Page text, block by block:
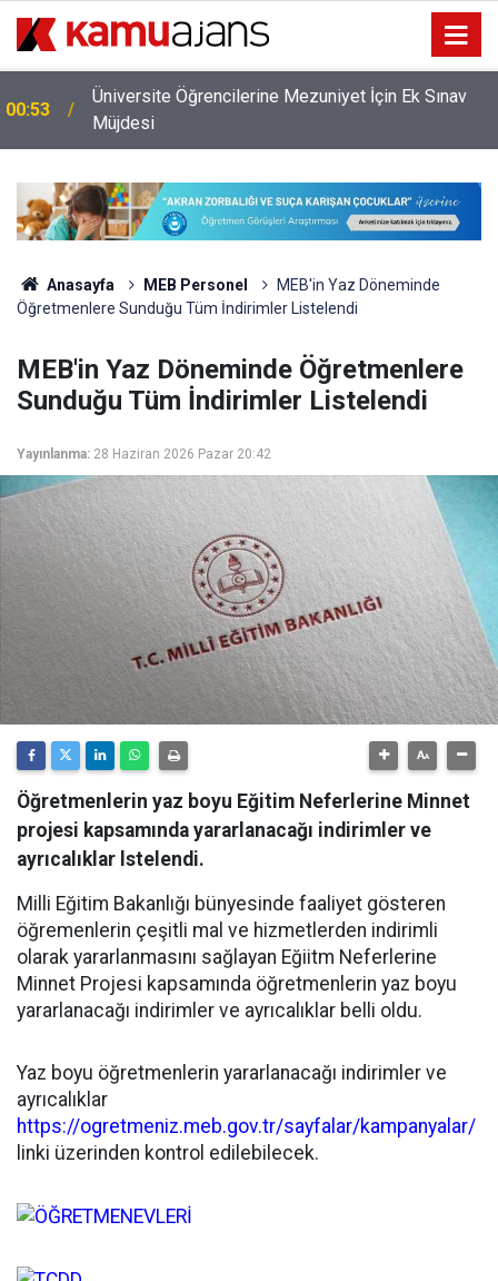
00:53
Üniversite Öğrencilerine Mezuniyet İçin Ek Sınav
Müjdesi
Anasayfa MEB Personel
MEB'in Yaz Döneminde
Öğretmenlere Sunduğu Tüm İndirimler Listelendi
MEB'in Yaz Döneminde Öğretmenlere
Sunduğu Tüm İndirimler Listelendi
Yayınlanma: 28 Haziran 2026 Pazar 20:42
Öğretmenlerin yaz boyu Eğitim Neferlerine Minnet
projesi kapsamında yararlanacağı indirimler ve
ayrıcalıklar lstelendi.
Milli Eğitim Bakanlığı bünyesinde faaliyet gösteren
öğremenlerin çeşitli mal ve hizmetlerden indirimli
olarak yararlanmasını sağlayan Eğiitm Neferlerine
Minnet Projesi kapsamında öğretmenlerin yaz boyu
yararlanacağı indirimler ve ayrıcalıklar belli oldu.
Yaz boyu öğretmenlerin yararlanacağı indirimler ve
ayrıcalıklar
https://ogretmeniz.meb.gov.tr/sayfalar/kampanyalar/
linki üzerinden kontrol edilebilecek.